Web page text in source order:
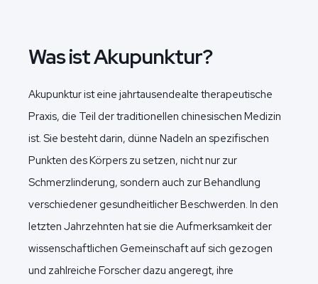
Was ist Akupunktur?
Akupunktur ist eine jahrtausendealte therapeutische
Praxis, die Teil der traditionellen chinesischen Medizin
ist. Sie besteht darin, dünne Nadeln an spezifischen
Punkten des Körpers zu setzen, nicht nur zur
Schmerzlinderung, sondern auch zur Behandlung
verschiedener gesundheitlicher Beschwerden. In den
letzten Jahrzehnten hat sie die Aufmerksamkeit der
wissenschaftlichen Gemeinschaft auf sich gezogen
und zahlreiche Forscher dazu angeregt, ihre